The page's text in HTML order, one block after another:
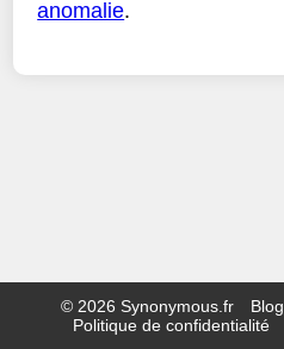
anomalie.
© 2026 Synonymous.fr Blog
Politique de confidentialité